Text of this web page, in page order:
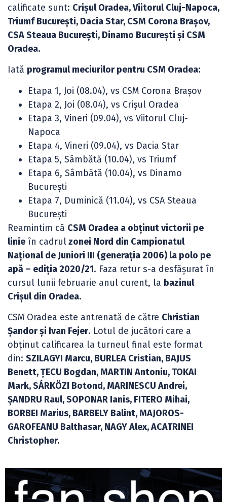
calificate sunt: Crișul Oradea, Viitorul Cluj-Napoca,
Triumf București, Dacia Star, CSM Corona Brașov,
CSA Steaua București, Dinamo București și CSM
Oradea.
Iată programul meciurilor pentru CSM Oradea:
Etapa 1, Joi (08.04), vs CSM Corona Brașov
Etapa 2, Joi (08.04), vs Crișul Oradea
Etapa 3, Vineri (09.04), vs Viitorul Cluj-
Napoca
Etapa 4, Vineri (09.04), vs Dacia Star
Etapa 5, Sâmbătă (10.04), vs Triumf
Etapa 6, Sâmbătă (10.04), vs Dinamo
București
Etapa 7, Duminică (11.04), vs CSA Steaua
București
Reamintim că CSM Oradea a obținut victorii pe
linie în cadrulzonei Nord din Campionatul
Național de Juniori III (generația 2006) la polo pe
apă – ediția 2020/21. Faza retur s-a desfășurat în
cursul lunii februarie anul curent, la bazinul
Crișul din Oradea.
CSM Oradea este antrenată de către Christian
Șandor și Ivan Fejer. Lotul de jucători care a
obținut calificarea la turneul final este format
din: SZILAGYI Marcu, BURLEA Cristian, BAJUS
Benett, ȚECU Bogdan, MARTIN Antoniu, TOKAI
Mark, SÁRKÖZI Botond, MARINESCU Andrei,
ȘANDRU Raul, SOPONAR Ianis, FITERO Mihai,
BORBEI Marius, BARBELY Balint, MAJOROS-
GAROFEANU Balthasar, NAGY Alex, ACATRINEI
Christopher.